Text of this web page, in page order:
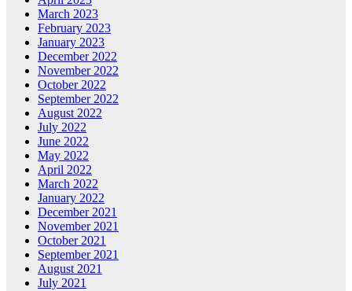
March 2023
February 2023
January 2023
December 2022
November 2022
October 2022
September 2022
August 2022
July 2022
June 2022
May 2022
April 2022
March 2022
January 2022
December 2021
November 2021
October 2021
September 2021
August 2021
July 2021